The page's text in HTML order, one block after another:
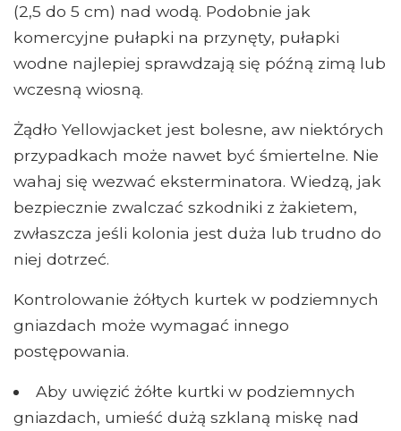
(2,5 do 5 cm) nad wodą. Podobnie jak
komercyjne pułapki na przynęty, pułapki
wodne najlepiej sprawdzają się późną zimą lub
wczesną wiosną.
Żądło Yellowjacket jest bolesne, aw niektórych
przypadkach może nawet być śmiertelne. Nie
wahaj się wezwać eksterminatora. Wiedzą, jak
bezpiecznie zwalczać szkodniki z żakietem,
zwłaszcza jeśli kolonia jest duża lub trudno do
niej dotrzeć.
Kontrolowanie żółtych kurtek w podziemnych
gniazdach może wymagać innego
postępowania.
Aby uwięzić żółte kurtki w podziemnych
gniazdach, umieść dużą szklaną miskę nad